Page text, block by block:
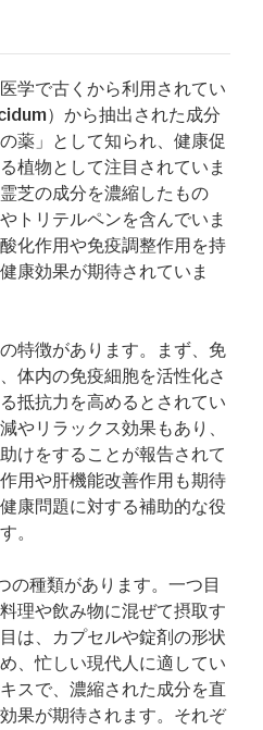
学で古くから利用されてい
）から抽出された成分
薬」として知られ、健康促
植物として注目されていま
芝の成分を濃縮したもの
トリテルペンを含んでいま
化作用や免疫調整作用を持
康効果が期待されていま
特徴があります。まず、免
体内の免疫細胞を活性化さ
抵抗力を高めるとされてい
やリラックス効果もあり、
けをすることが報告されて
用や肝機能改善作用も期待
康問題に対する補助的な役
。
の種類があります。一つ目
理や飲み物に混ぜて摂取す
は、カプセルや錠剤の形状
、忙しい現代人に適してい
スで、濃縮された成分を直
果が期待されます。それぞ